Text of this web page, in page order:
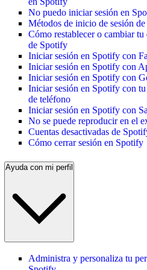
No puedo iniciar sesión en
Métodos de inicio de sesión
Cómo restablecer o cambiar tu
de Spotify
Iniciar sesión en Spotify con
Iniciar sesión en Spotify con
Iniciar sesión en Spotify con
Iniciar sesión en Spotify con
de teléfono
Iniciar sesión en Spotify con
No se puede reproducir en el
Cuentas desactivadas de
Cómo cerrar sesión en Spotify
Ayuda con mi perfil
Administra y personaliza tu